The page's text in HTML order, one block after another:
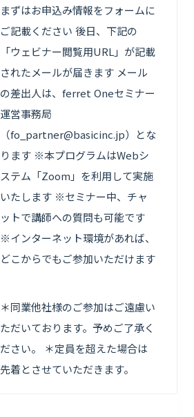
まずはお申込み情報をフォームに
ご記載ください 後日、下記の
「ウェビナー閲覧用URL」が記載
されたメールが届きます メール
の差出人は、ferret Oneセミナー
運営事務局
（fo_partner@basicinc.jp）とな
ります ※本プログラムはWebシ
ステム「Zoom」を利用して実施
いたします ※セミナー中、チャ
ットで講師への質問も可能です
※インターネット環境があれば、
どこからでもご参加いただけます
＊同業他社様のご参加はご遠慮い
ただいております。予めご了承く
ださい。 ＊定員を超えた場合は
先着とさせていただきます。